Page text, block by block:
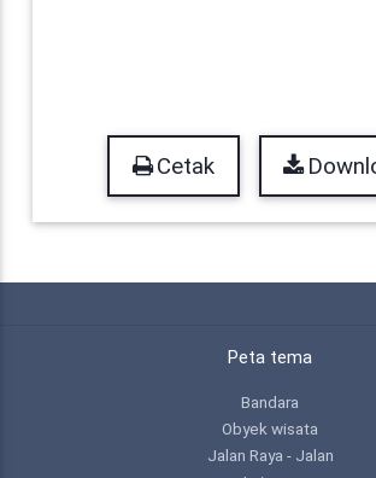
Cetak
Peta tema
Bandara
Obyek wisata
Jalan Raya - Jalan